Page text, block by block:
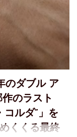
のダブル ア
のラスト
コルダ”」を
くくる最終